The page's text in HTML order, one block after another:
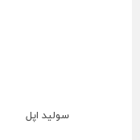
سولید اپل